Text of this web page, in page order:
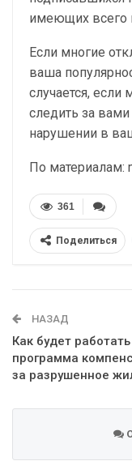
имеющих всего
Если многие
ваша
случается, если
следить за
нарушении в
По материалам:
361
Поделиться
НАЗАД
Как будет работать
программа
за разрушенное